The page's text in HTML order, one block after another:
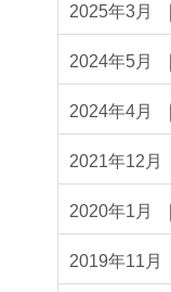
2025年3月
2024年5月
2024年4月
2021年12月
2020年1月
2019年11月